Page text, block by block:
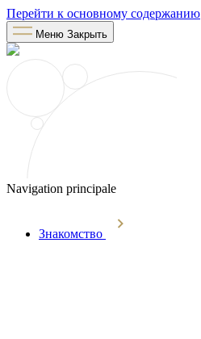
Перейти к основному содержанию
Меню Закрыть
Navigation principale
Знакомство